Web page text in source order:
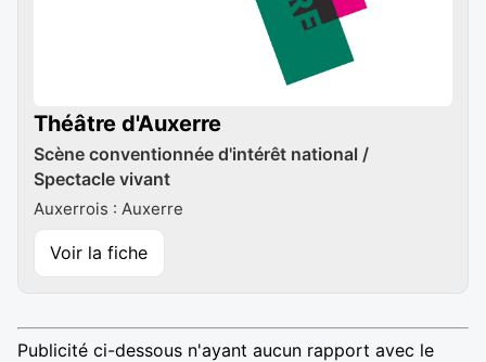
Théâtre d'Auxerre
Scène conventionnée d'intérêt national /
Spectacle vivant
Auxerrois : Auxerre
Voir la fiche
Publicité ci-dessous n'ayant aucun rapport avec le